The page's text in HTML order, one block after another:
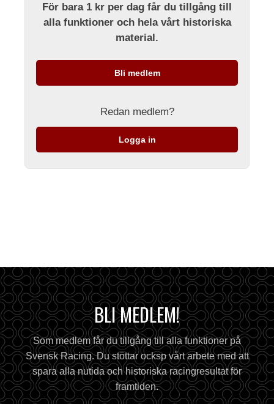
För bara 1 kr per dag får du tillgång till
alla funktioner och hela vårt historiska
material.
Bli medlem
Redan medlem?
Logga in
BLI MEDLEM!
Som medlem får du tillgång till alla funktioner på
Svensk Racing. Du stöttar ocksp vårt arbete med att
spara alla nutida och historiska racingresultat för
framtiden.